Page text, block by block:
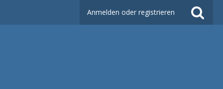
Anmelden oder registrieren